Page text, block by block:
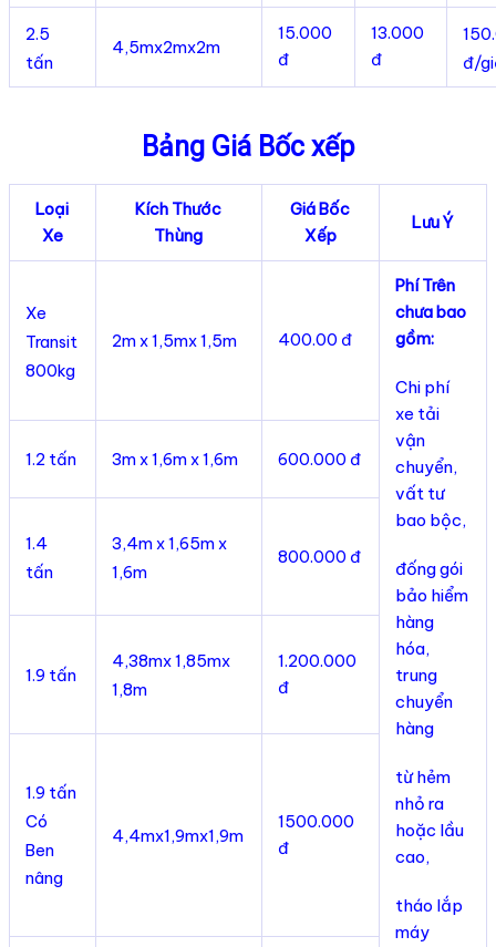
2.5
tấn
4,5mx2mx2m
15.000
đ
13.000
đ
đ/
Bảng Giá Bốc xếp
Loại
Xe
Kích Thước
Thùng
Giá Bốc
Xếp
Lưu Ý
Xe
Transit
800kg
2m x 1,5mx 1,5m 400.00 đ
Phí Trên
chưa bao
gồm:
Chi phí
xe tải
vận
chuyển,
vất tư
bao bộc,
đống gói
bảo hiểm
hàng
hóa,
trung
chuyển
hàng
từ hẻm
nhỏ ra
hoặc lầu
cao,
tháo lắp
máy
1.2 tấn 3m x 1,6m x 1,6m 600.000 đ
1.4
tấn
3,4m x 1,65m x
1,6m
800.000 đ
1.9 tấn
4,38mx 1,85mx
1,8m
1.200.000
đ
1.9 tấn
Có
Ben
nâng
4,4mx1,9mx1,9m
1500.000
đ